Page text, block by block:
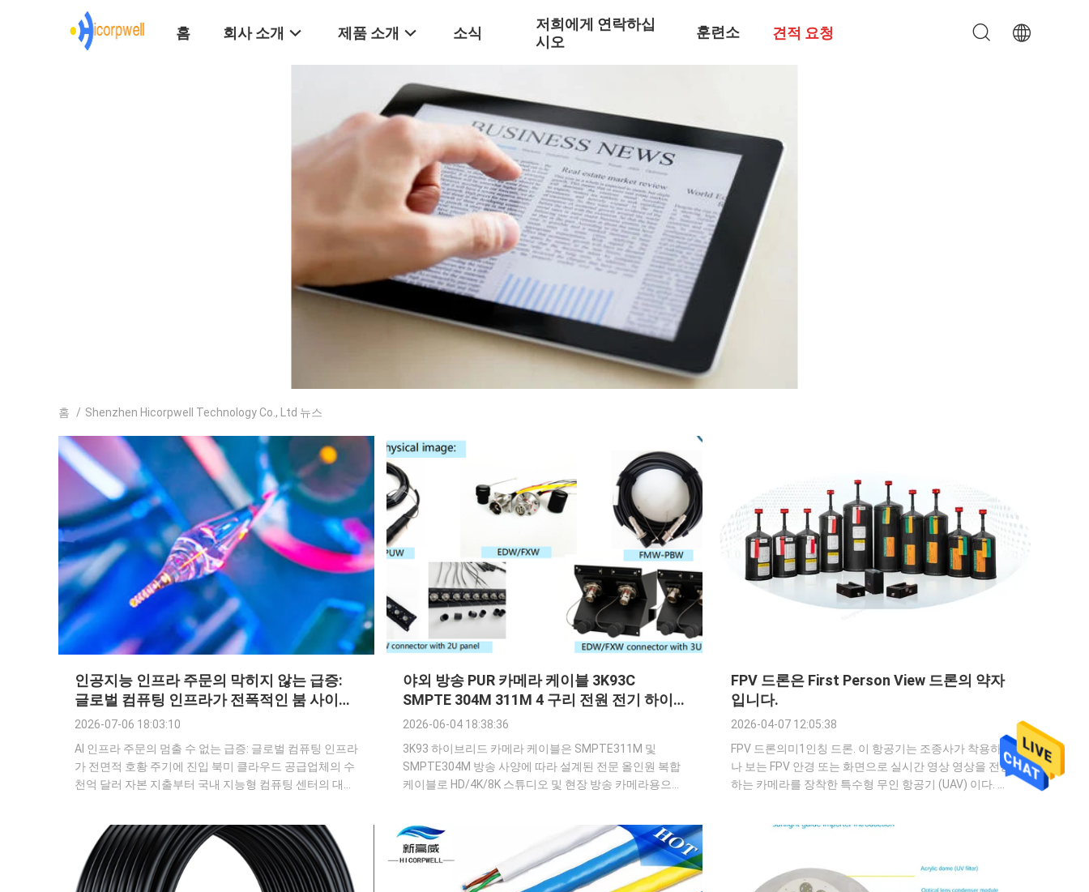
홈 회사 소개 제품 소개 소식
저희에게 연락하십
시오
훈련소 견적 요청
홈 / Shenzhen Hicorpwell Technology Co., Ltd 뉴스
인공지능 인프라 주문의 막히지 않는 급증:
글로벌 컴퓨팅 인프라가 전폭적인 붐 사이클
에 들어간다
2026-07-06 18:03:10
AI 인프라 주문의 멈출 수 없는 급증: 글로벌 컴퓨팅 인프라
가 전면적 호황 주기에 진입 북미 클라우드 공급업체의 수
천억 달러 자본 지출부터 국내 지능형 컴퓨팅 센터의 대량
문에 이르기까지, 글로벌 AI 인프라 산업 체인은 2026년에
전례 없는 주문 붐을 목격하고 있습니다. 대규모 언어 모델
의 반복, AI 에이전트의 상용화, 국가 컴퓨팅 주권 전략이라
야외 방송 PUR 카메라 케이블 3K93C
SMPTE 304M 311M 4 구리 전원 전기 하이
브리드 카메라 케이블
2026-06-04 18:38:36
3K93 하이브리드 카메라 케이블은 SMPTE311M 및
SMPTE304M 방송 사양에 따라 설계된 전문 올인원 복합
케이블로 HD/4K/8K 스튜디오 및 현장 방송 카메라용으로
지 단일 모드 광섬유, 4가닥 주석 도금 구리 전원 코어는 카
메라에 DC 원격 전원을 공급합니다. 2코어 차폐 제어 케이
블은 인터콤, 탈리 및 팬-틸트 제어 신호를 전달합니다. 중
FPV 드론은 First Person View 드론의 약자
입니다.
2026-04-07 12:05:38
FPV 드론의미1인칭 드론. 이 항공기는 조종사가 착용하거
나 보는 FPV 안경 또는 화면으로 실시간 영상 영상을 전송
하는 카메라를 장착한 특수형 무인 항공기 (UAV) 이다. 이
드론이 보는 것을 정확히 "보게"하여 레이싱, 영화 촬영 및